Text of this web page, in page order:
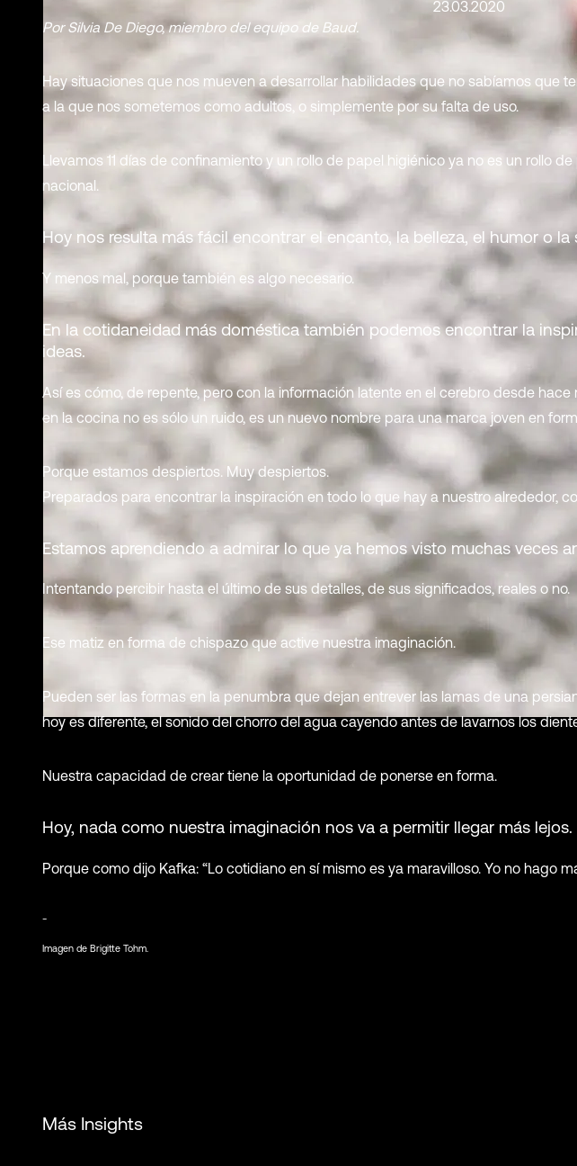
23.03.2020
Por Silvia De Diego, miembro del equipo de Baud.
Hay situaciones que nos mueven a desarrollar habilidades que no sabíamos que
a la que nos sometemos como adultos, o simplemente por su falta de uso.
Llevamos 11 días de confinamiento y un rollo de papel higiénico ya no es un rollo
nacional.
Hoy nos resulta más fácil encontrar el encanto, la belleza, el humor o
Y menos mal, porque también es algo necesario.
En la cotidaneidad más doméstica también podemos encontrar la
ideas.
Así es cómo, de repente, pero con la información latente en el cerebro desde
en la cocina no es sólo un ruido, es un nuevo nombre para una marca joven en
Porque estamos despiertos. Muy despiertos.
Preparados para encontrar la inspiración en todo lo que hay a nuestro alrededor,
Estamos aprendiendo a admirar lo que ya hemos visto muchas veces
Intentando percibir hasta el último de sus detalles, de sus significados, reales o no.
Ese matiz en forma de chispazo que active nuestra imaginación.
Pueden ser las formas en la penumbra que dejan entrever las lamas de una
hoy es diferente, el sonido del chorro del agua cayendo antes de lavarnos los
Nuestra capacidad de crear tiene la oportunidad de ponerse en forma.
Hoy, nada como nuestra imaginación nos va a permitir llegar más lejos.
Porque como dijo Kafka: “Lo cotidiano en sí mismo es ya maravilloso. Yo no hago
Imagen de Brigitte Tohm.
Más Insights